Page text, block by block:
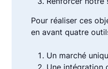
Pour réaliser ces
en avant quatre
Un marché